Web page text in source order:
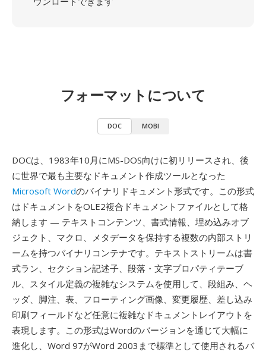
フォーマットについて
DOC MOBI
DOCは、1983年10月にMS-DOS向けに初リリースされ、後
に世界で最も主要なドキュメント作成ツールとなった
Microsoft Wordのバイナリドキュメント形式です。この形式
はドキュメントをOLE2複合ドキュメントファイルとして格
納します — テキストコンテンツ、書式情報、埋め込みオブ
ジェクト、マクロ、メタデータを保持する複数の内部ストリ
ームを持つバイナリコンテナです。テキストストリームは書
式ラン、セクション記述子、段落・文字プロパティテーブ
ル、スタイル定義の複雑なシステムを使用して、段組み、ヘ
ッダ、脚注、表、フローティング画像、変更履歴、差し込み
印刷フィールドなど任意に複雑なドキュメントレイアウトを
表現します。この形式はWordのバージョンを通じて大幅に
進化し、Word 97がWord 2003まで標準として使用されるバ